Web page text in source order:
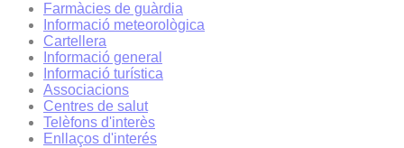
Farmàcies de guàrdia
Informació meteorològica
Cartellera
Informació general
Informació turística
Associacions
Centres de salut
Telèfons d'interès
Enllaços d'interés